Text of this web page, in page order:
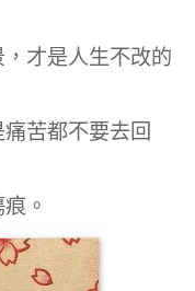
才是人生不改的
苦都不要去回
。